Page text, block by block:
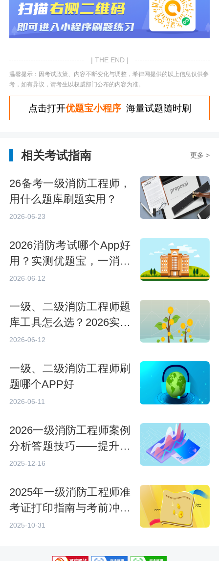
| THE END |
温馨提示：因考试政策、内容不断变化与调整，希律网提供的以上信息仅供参
考，如有异议，请考生以权威部门公布的内容为准。
点击打开优题宝小程序海量试题随时刷
相关考试指南 更多 >
26备考一级消防工程师，
用什么题库刷题实用？
2026-06-23
2026消防考试哪个App好
用？实测优题宝，一消备
考刷题神器推荐
2026-06-12
一级、二级消防工程师题
库工具怎么选？2026实战
测评与使用指南
2026-06-12
一级、二级消防工程师刷
题哪个APP好
2026-06-11
2026一级消防工程师案例
分析答题技巧——提升得
分的系统方法
2025-12-16
2025年一级消防工程师准
考证打印指南与考前冲刺
要点
2025-10-31